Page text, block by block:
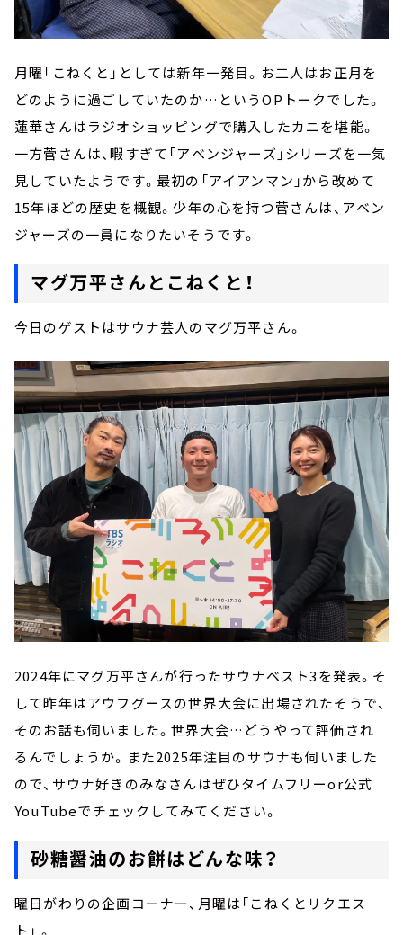
月曜「こねくと」としては新年一発目。お二人はお正月を
どのように過ごしていたのか…というOPトークでした。
蓮華さんはラジオショッピングで購入したカニを堪能。
一方菅さんは、暇すぎて「アベンジャーズ」シリーズを一気
見していたようです。最初の「アイアンマン」から改めて
15年ほどの歴史を概観。少年の心を持つ菅さんは、アベン
ジャーズの一員になりたいそうです。
マグ万平さんとこねくと！
今日のゲストはサウナ芸人のマグ万平さん。
2024年にマグ万平さんが行ったサウナベスト3を発表。そ
して昨年はアウフグースの世界大会に出場されたそうで、
そのお話も伺いました。世界大会…どうやって評価され
るんでしょうか。また2025年注目のサウナも伺いました
ので、サウナ好きのみなさんはぜひタイムフリーor公式
YouTubeでチェックしてみてください。
砂糖醤油のお餅はどんな味？
曜日がわりの企画コーナー、月曜は「こねくとリクエス
ト」 。